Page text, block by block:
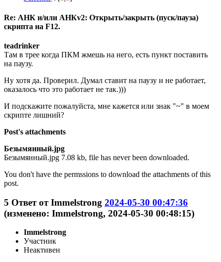
Re: АНК и/или АНКv2: Открыть/закрыть (пуск/пауза)
скрипта на F12.
teadrinker
Там в трее когда ПКМ жмешь на него, есть пункт поставить
на паузу.
Ну хотя да. Проверил. Думал ставит на паузу и не работает,
оказалось что это работает не так.)))
И подскажите пожалуйста, мне кажется или знак "~" в моем
скрипте лишний?
Post's attachments
Безымянный.jpg
Безымянный.jpg 7.08 kb, file has never been downloaded.
You don't have the permssions to download the attachments of this
post.
5 Ответ отImmelstrong 2024-05-30 00:47:36
(изменено: Immelstrong, 2024-05-30 00:48:15)
Immelstrong
Участник
Неактивен